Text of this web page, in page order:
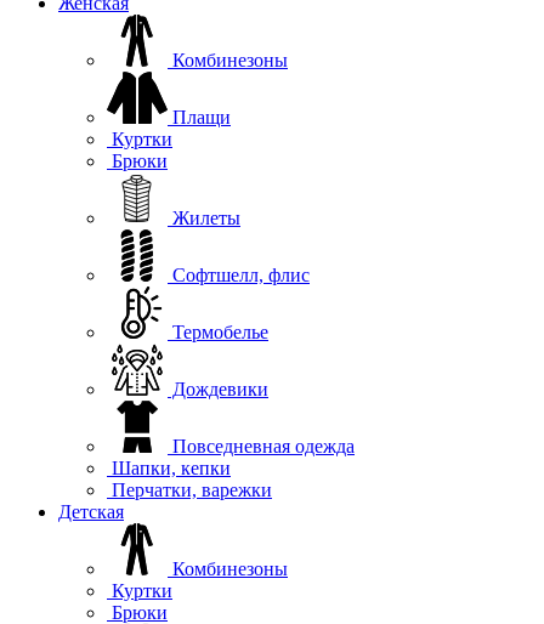
Комбинезоны
Плащи
Куртки
Брюки
Жилеты
Софтшелл, флис
Термобелье
Дождевики
Повседневная одежда
Шапки, кепки
Перчатки, варежки
Детская
Комбинезоны
Куртки
Брюки